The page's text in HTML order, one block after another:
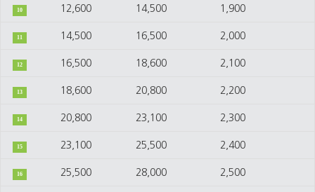
10 12,600 14,500 1,900
11 14,500 16,500 2,000
12 16,500 18,600 2,100
13 18,600 20,800 2,200
14 20,800 23,100 2,300
15 23,100 25,500 2,400
16 25,500 28,000 2,500